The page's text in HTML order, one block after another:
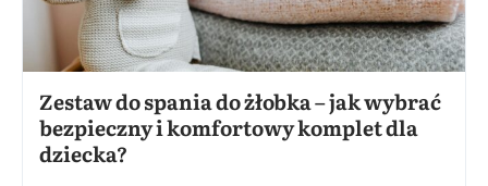
Zestaw do spania do żłobka – jak wybrać
bezpieczny i komfortowy komplet dla
dziecka?